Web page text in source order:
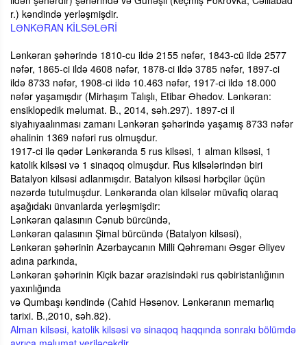
r.) kəndində yerləşmişdir.
LƏNKƏRAN KİLSƏLƏRİ
Lənkəran şəhərində 1810-cu ildə 2155 nəfər, 1843-cü ildə 2577
nəfər, 1865-ci ildə 4608 nəfər, 1878-ci ildə 3785 nəfər, 1897-ci
ildə 8733 nəfər, 1908-ci ildə 10.463 nəfər, 1917-ci ildə 18.000
nəfər yaşamışdır (Mirhaşım Talışlı, Etibar Əhədov. Lənkəran:
ensiklopedik məlumat. B., 2014, səh.297). 1897-ci il
siyahıyaalınması zamanı Lənkəran şəhərində yaşamış 8733 nəfər
əhalinin 1369 nəfəri rus olmuşdur.
1917-ci ilə qədər Lənkəranda 5 rus kilsəsi, 1 alman kilsəsi, 1
katolik kilsəsi və 1 sinaqoq olmuşdur. Rus kilsələrindən biri
Batalyon kilsəsi adlanmışdır. Batalyon kilsəsi hərbçilər üçün
nəzərdə tutulmuşdur. Lənkəranda olan kilsələr müvafiq olaraq
aşağıdakı ünvanlarda yerləşmişdir:
Lənkəran qalasının Cənub bürcündə,
Lənkəran qalasının Şimal bürcündə (Batalyon kilsəsi),
Lənkəran şəhərinin Azərbaycanın Milli Qəhrəmanı Əsgər Əliyev
adına parkında,
Lənkəran şəhərinin Kiçik bazar ərazisindəki rus qəbiristanlığının
yaxınlığında
və Qumbaşı kəndində (Cahid Həsənov. Lənkəranın memarlıq
tarixi. B.,2010, səh.82).
Alman kilsəsi, katolik kilsəsi və sinaqoq haqqında sonrakı bölümdə